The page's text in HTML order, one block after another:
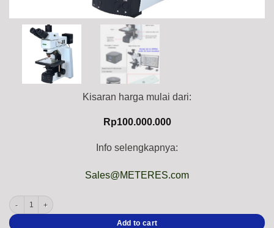
Kisaran harga mulai dari:
Rp100.000.000
Info selengkapnya:
Sales@METERES.com
INSIZE 5110-M900 Metallurgical Microscope (Trinocular with Achromatic
Add to cart